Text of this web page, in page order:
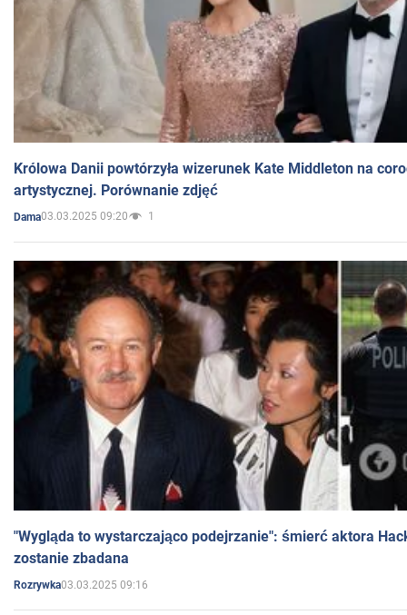
Królowa Danii powtórzyła wizerunek Kate Middleton na
artystycznej. Porównanie zdjęć
Dama03.03.2025 09:20 1
"Wygląda to wystarczająco podejrzanie": śmierć aktora
zostanie zbadana
Rozrywka03.03.2025 09:16